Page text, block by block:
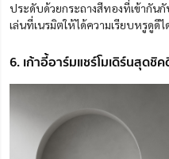
ประดับด้วยกระถางสีทองที่เข้ากัน
เล่นที่เนรมิตให้ได้ความเรียบหรูดูดี
6. เก้าอี้อาร์มแชร์โมเดิร์นสุดชิ